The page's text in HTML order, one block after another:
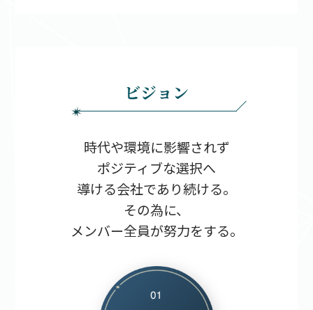
ビジョン
時代や環境に影響されず
ポジティブな選択へ
導ける会社であり続ける。
その為に、
メンバー全員が努力をする。